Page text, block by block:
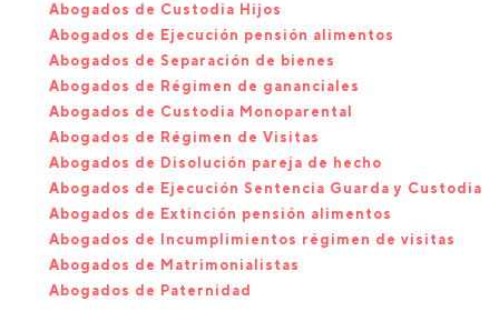
Abogados de Custodia Hijos
Abogados de Ejecución pensión alimentos
Abogados de Separación de bienes
Abogados de Régimen de gananciales
Abogados de Custodia Monoparental
Abogados de Régimen de Visitas
Abogados de Disolución pareja de hecho
Abogados de Ejecución Sentencia Guarda y Custodia
Abogados de Extinción pensión alimentos
Abogados de Incumplimientos régimen de visitas
Abogados de Matrimonialistas
Abogados de Paternidad